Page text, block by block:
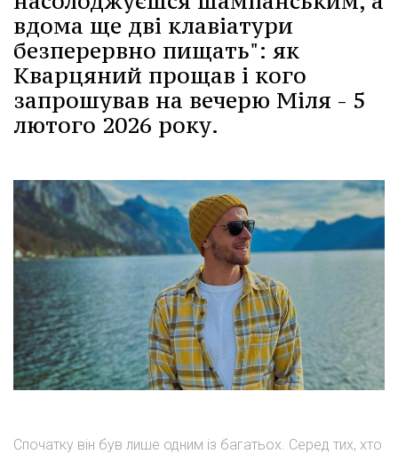
вдома ще дві клавіатури
безперервно пищать": як
Кварцяний прощав і кого
запрошував на вечерю Міля - 5
лютого 2026 року.
Спочатку він був лише одним із багатьох. Серед тих, хто